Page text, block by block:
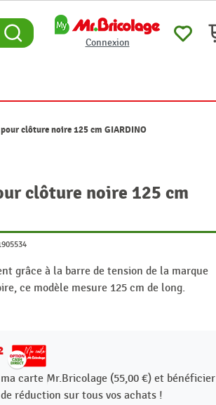
Connexion
clôture noire 125 cm GIARDINO
clôture noire 125 cm
grâce à la barre de tension de la marque
ce modèle mesure 125 cm de long.
carte Mr.Bricolage (55,00 €) et bénéficier
de réduction sur tous vos achats !